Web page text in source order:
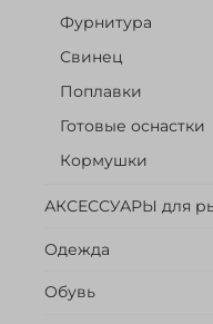
Фурнитура
Свинец
Поплавки
Готовые оснастки
Кормушки
АКСЕССУАРЫ для
Одежда
Обувь